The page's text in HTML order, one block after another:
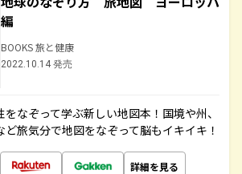
編
BOOKS 旅と健康
2022.10.14 発売
なぞって学ぶ新しい地図本！国境や州、
旅気分で地図をなぞって脳もイキイキ！
詳細を見る